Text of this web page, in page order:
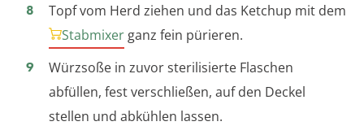
Topf vom Herd ziehen und das Ketchup mit dem
Stabmixer ganz fein pürieren.
Würzsoße in zuvor sterilisierte Flaschen
abfüllen, fest verschließen, auf den Deckel
stellen und abkühlen lassen.